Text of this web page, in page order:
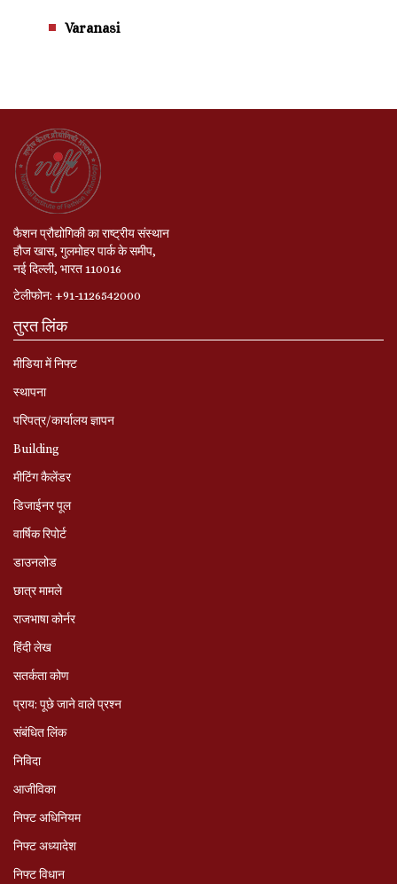
Varanasi
फैशन प्रौद्योगिकी का राष्ट्रीय संस्थान
हौज खास, गुलमोहर पार्क के समीप,
नई दिल्ली, भारत 110016
टेलीफोन: +91-1126542000
तुरत लिंक
मीडिया में निफ्ट
स्‍थापना
परिपत्र/कार्यालय ज्ञापन
Building
मीटिंग कैलेंडर
डिजाईनर पूल
वार्षिक रिपोर्ट
डाउनलोड
छात्र मामले
राजभाषा कोर्नर
हिंदी लेख
सतर्कता कोण
प्राय: पूछे जाने वाले प्रश्‍न
संबंधित लिंक
निविदा
आजीविका
निफ्ट अधिनियम
निफ्ट अध्‍यादेश
निफ्ट विधान